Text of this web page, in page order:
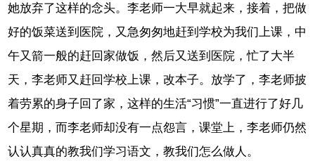
她放弃了这样的念头。李老师一大早就起来，接着，把做
好的饭菜送到医院，又急匆匆地赶到学校为我们上课，中
午又箭一般的赶回家做饭，然后又送到医院，忙了大半
天，李老师又赶回学校上课，改本子。放学了，李老师披
着劳累的身子回了家，这样的生活“习惯”一直进行了好几
个星期，而李老师却没有一点怨言，课堂上，李老师仍然
认认真真的教我们学习语文，教我们怎么做人。